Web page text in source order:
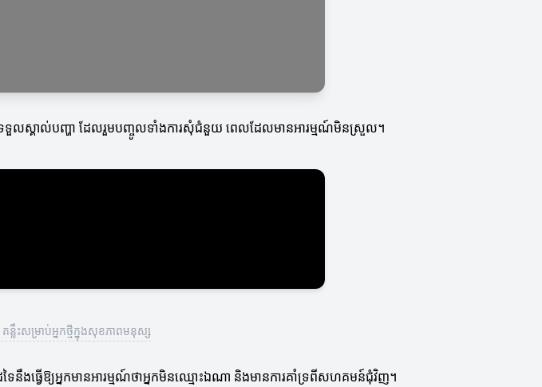
ទទួលស្គាល់បញ្ហា ដែលរួមបញ្ចូលទាំងការសុំជំនួយ ពេលដែលមានអារម្មណ៍មិនស្រួល។
ះសម្រាប់អ្នកថ្មីក្នុងសុខភាពមនុស្ស
នឹងធ្វើឱ្យអ្នកមានអារម្មណ៍ថាអ្នកមិនឈ្មោះឯណា និងមានការគាំទ្រពីសហគមន៍ជុំវិញ។